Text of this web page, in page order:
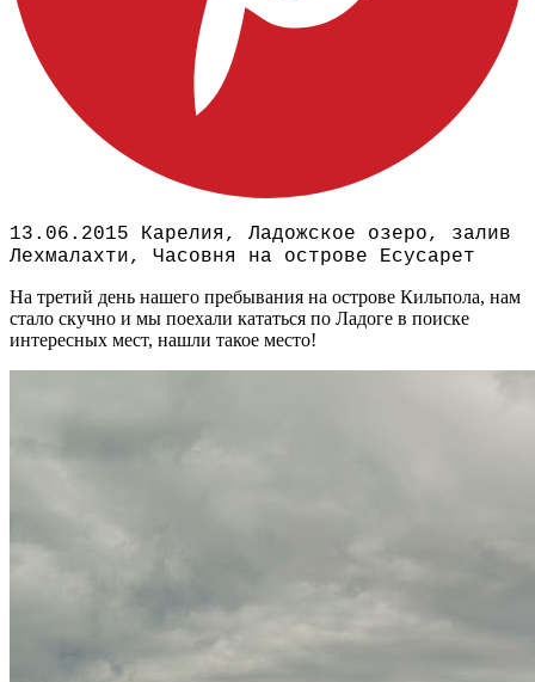
13.06.2015 Карелия, Ладожское озеро, залив
Лехмалахти, Часовня на острове Есусарет
На третий день нашего пребывания на острове Кильпола, нам
стало скучно и мы поехали кататься по Ладоге в поиске
интересных мест, нашли такое место!